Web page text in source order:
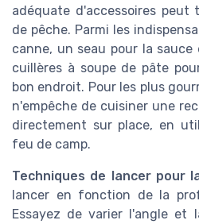
adéquate d'accessoires
de pêche. Parmi les
canne, un seau pour la
cuillères à soupe de pâte
bon endroit. Pour les plus
n'empêche de cuisiner une
directement sur place, en
feu de camp.
Techniques de lancer pour
lancer en fonction de la
Essayez de varier l'angle et